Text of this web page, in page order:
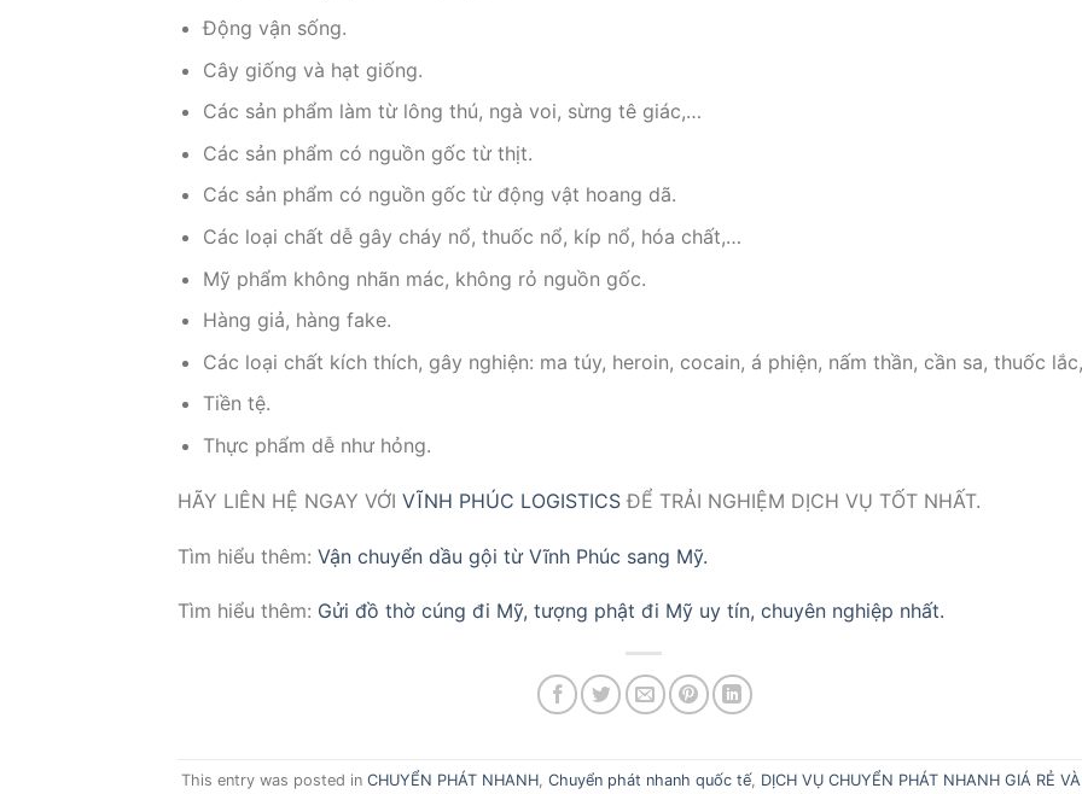
Động vận sống.
Cây giống và hạt giống.
Các sản phẩm làm từ lông thú, ngà voi, sừng tê giác,…
Các sản phẩm có nguồn gốc từ thịt.
Các sản phẩm có nguồn gốc từ động vật hoang dã.
Các loại chất dễ gây cháy nổ, thuốc nổ, kíp nổ, hóa chất,…
Mỹ phẩm không nhãn mác, không rỏ nguồn gốc.
Hàng giả, hàng fake.
Các loại chất kích thích, gây nghiện: ma túy, heroin, cocain, á phiện, nấm thần, cần sa, thuốc
Tiền tệ.
Thực phẩm dễ như hỏng.
HÃY LIÊN HỆ NGAY VỚI VĨNH PHÚC LOGISTICS ĐỂ TRẢI NGHIỆM DỊCH VỤ TỐT NHẤT.
Tìm hiểu thêm: Vận chuyển dầu gội từ Vĩnh Phúc sang Mỹ.
Tìm hiểu thêm: Gửi đồ thờ cúng đi Mỹ, tượng phật đi Mỹ uy tín, chuyên nghiệp nhất.
This entry was posted in CHUYỂN PHÁT NHANH, Chuyển phát nhanh quốc tế, DỊCH VỤ CHUYỂN PHÁT NHANH GIÁ RẺ